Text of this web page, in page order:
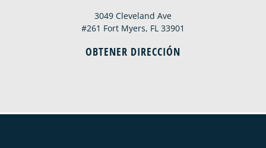
3049 Cleveland Ave
#261 Fort Myers, FL 33901
OBTENER DIRECCIÓN